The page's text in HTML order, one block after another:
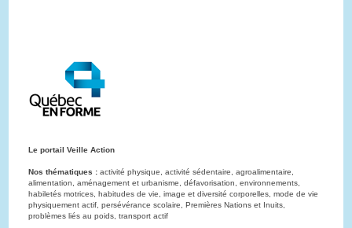
Le portail Veille Action
Nos thématiques : activité physique, activité sédentaire, agroalimentaire,
alimentation, aménagement et urbanisme, défavorisation, environnements,
habiletés motrices, habitudes de vie, image et diversité corporelles, mode de vie
physiquement actif, persévérance scolaire, Premières Nations et Inuits,
problèmes liés au poids, transport actif